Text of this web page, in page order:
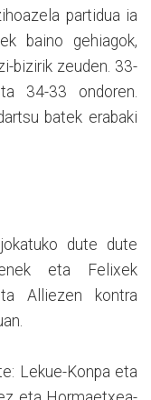
partidua ia
baino gehiagok,
bizirik zeuden. 33-
34-33 ondoren.
batek erabaki
dute dute
eta Felixek
Alliezen kontra
Lekue-Konpa eta